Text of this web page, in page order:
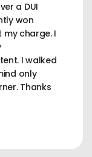
a DUI
won
charge. I
I walked
only
Thanks